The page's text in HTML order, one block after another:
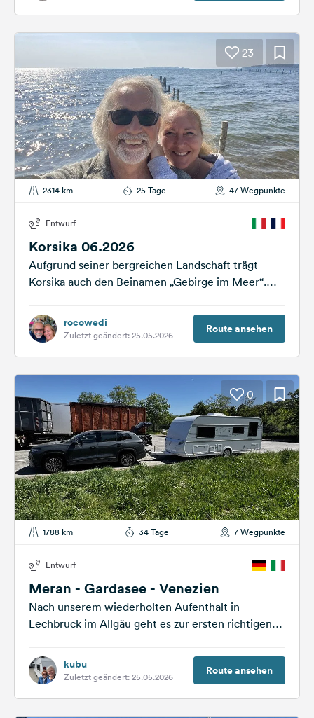
23
2314 km 25 Tage 47 Wegpunkte
Entwurf
Korsika 06.2026
Aufgrund seiner bergreichen Landschaft trägt
Korsika auch den Beinamen „Gebirge im Meer“.
viertgrößte...rocowedi
Zuletzt geändert: 25.05.2026 Route ansehen
0
1788 km 34 Tage 7 Wegpunkte
Entwurf
Meran - Gardasee - Venezien
Nach unserem wiederholten Aufenthalt in
Lechbruck im Allgäu geht es zur ersten richtigen
kubu
Zuletzt geändert: 25.05.2026 Route ansehen